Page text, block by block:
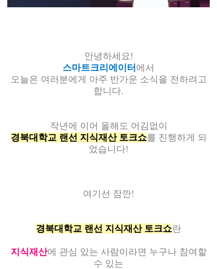
안녕하세요!
스마트크리에이터 에서
오늘은 여러분에게 아주 반가운 소식을 전하려고
합니다.
작년에 이어 올해도 어김없이
경북대학교 랜선 지식재산 토크쇼를 진행하게 되
었습니다!
여기선 잠깐!
경북대학교 랜선 지식재산 토크쇼란
지식재산에 관심 있는 사람이라면 누구나 참여할
수 있는